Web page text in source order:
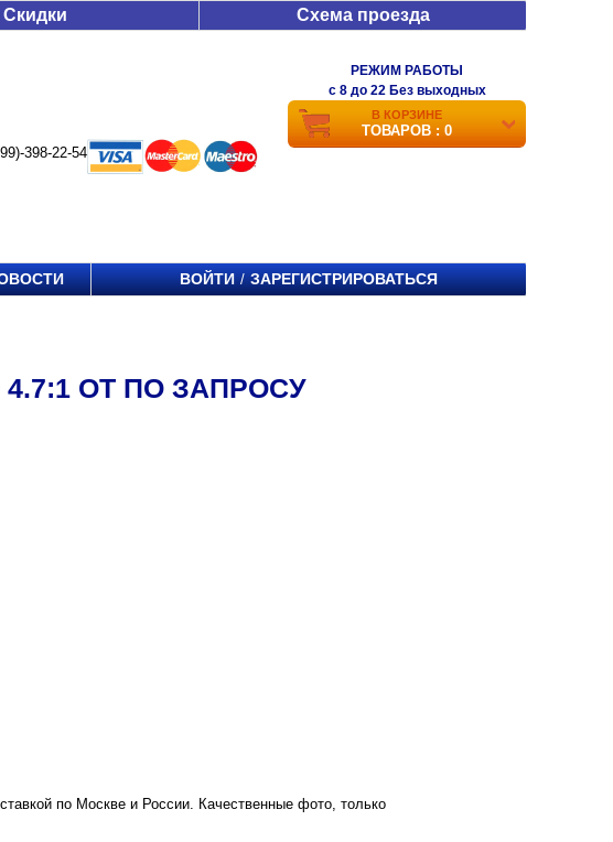
Скидки Схема проезда
398-22-54
РЕЖИМ РАБОТЫ
c 8 до 22 Без выходных
В КОРЗИНЕ
ТОВАРОВ : 0
ВОЙТИ / ЗАРЕГИСТРИРОВАТЬСЯ
ОТ ПО ЗАПРОСУ
по Москве и России. Качественные фото, только